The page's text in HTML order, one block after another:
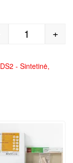
produkto+
DS2 - Sintetinė,